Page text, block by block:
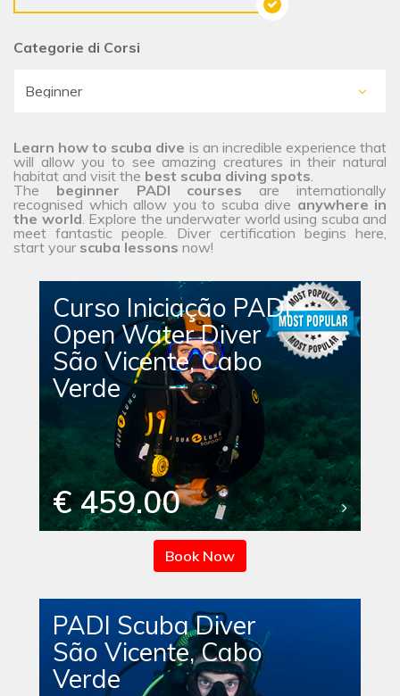
Categorie di Corsi
Learn how to scuba dive is an incredible experience that
will allow you to see amazing creatures in their natural
habitat and visit the best scuba diving spots.
The beginner PADI courses are internationally
recognised which allow you to scuba dive anywhere in
the world. Explore the underwater world using scuba and
meet fantastic people. Diver certification begins here,
start your scuba lessons now!
Curso Iniciação PADI
Open Water Diver
São Vicente, Cabo
Verde
€ 459.00
Book Now
PADI Scuba Diver
São Vicente, Cabo
Verde